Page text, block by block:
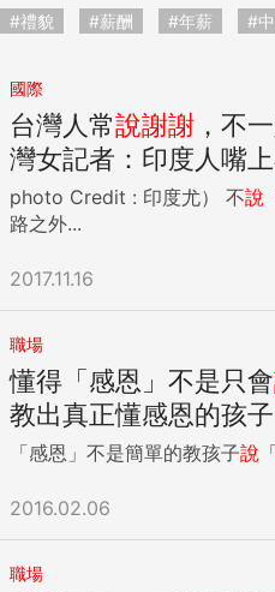
#禮貌 #薪酬 #年薪 #
國際
台灣人常說謝謝 ，不
灣女記者：印度人嘴
photo Credit : 印度尤） 不說
路之外...
2017.11.16
職場
懂得「感恩」不是只會
教出真正懂感恩的孩子
「感恩」不是簡單的教孩子說
2016.02.06
職場